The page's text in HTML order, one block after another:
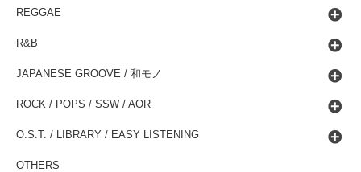
REGGAE
R&B
JAPANESE GROOVE / 和モノ
ROCK / POPS / SSW / AOR
O.S.T. / LIBRARY / EASY LISTENING
OTHERS